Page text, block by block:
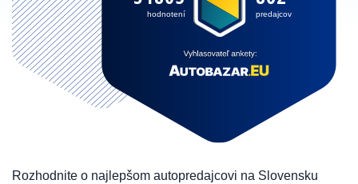
predajcov
hodnotení
Rozhodnite o najlepšom autopredajcovi na Slovensku